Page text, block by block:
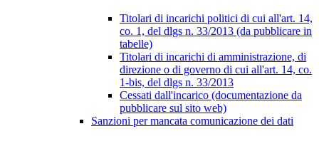
Titolari di incarichi politici di cui all'art. 14,
co. 1, del dlgs n. 33/2013 (da pubblicare in
tabelle)
Titolari di incarichi di amministrazione, di
direzione o di governo di cui all'art. 14, co.
1-bis, del dlgs n. 33/2013
Cessati dall'incarico (documentazione da
pubblicare sul sito web)
Sanzioni per mancata comunicazione dei dati